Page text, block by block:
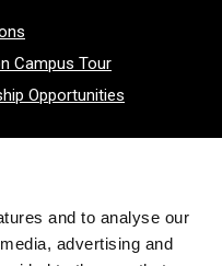
and to analyse our
advertising and
Campus Tour
Opportunities